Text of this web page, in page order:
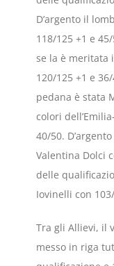
D’argento il
118/125 +1 e
se la è meritata
120/125 +1 e
pedana è stata
colori
40/50.
Valentina Dolci
delle
Iovinelli con
Tra gli Allievi, il
messo in riga